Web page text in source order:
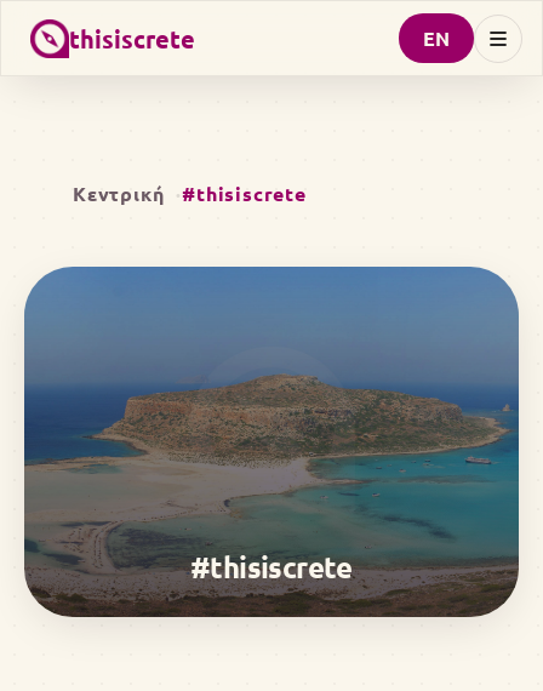
thisiscrete EN
Κεντρική #thisiscrete
#thisiscrete